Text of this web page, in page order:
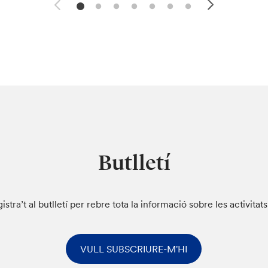
Butlletí
al butlletí per rebre tota la informació sobre les
VULL SUBSCRIURE-M'HI